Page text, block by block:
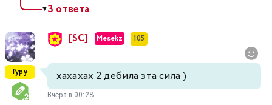
▼3 ответа
Гуру
[SC] Mesekz 105
хахахах 2 дебила эта сила )
Вчера в 00:28